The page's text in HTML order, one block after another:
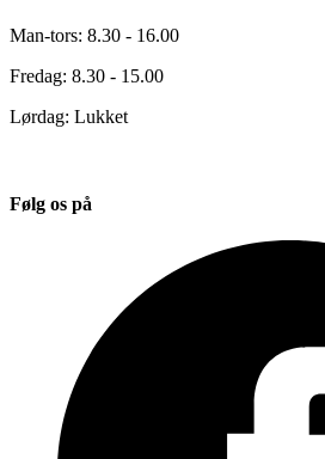
Man-tors: 8.30 - 16.00
Fredag: 8.30 - 15.00
Lørdag: Lukket
Følg os på